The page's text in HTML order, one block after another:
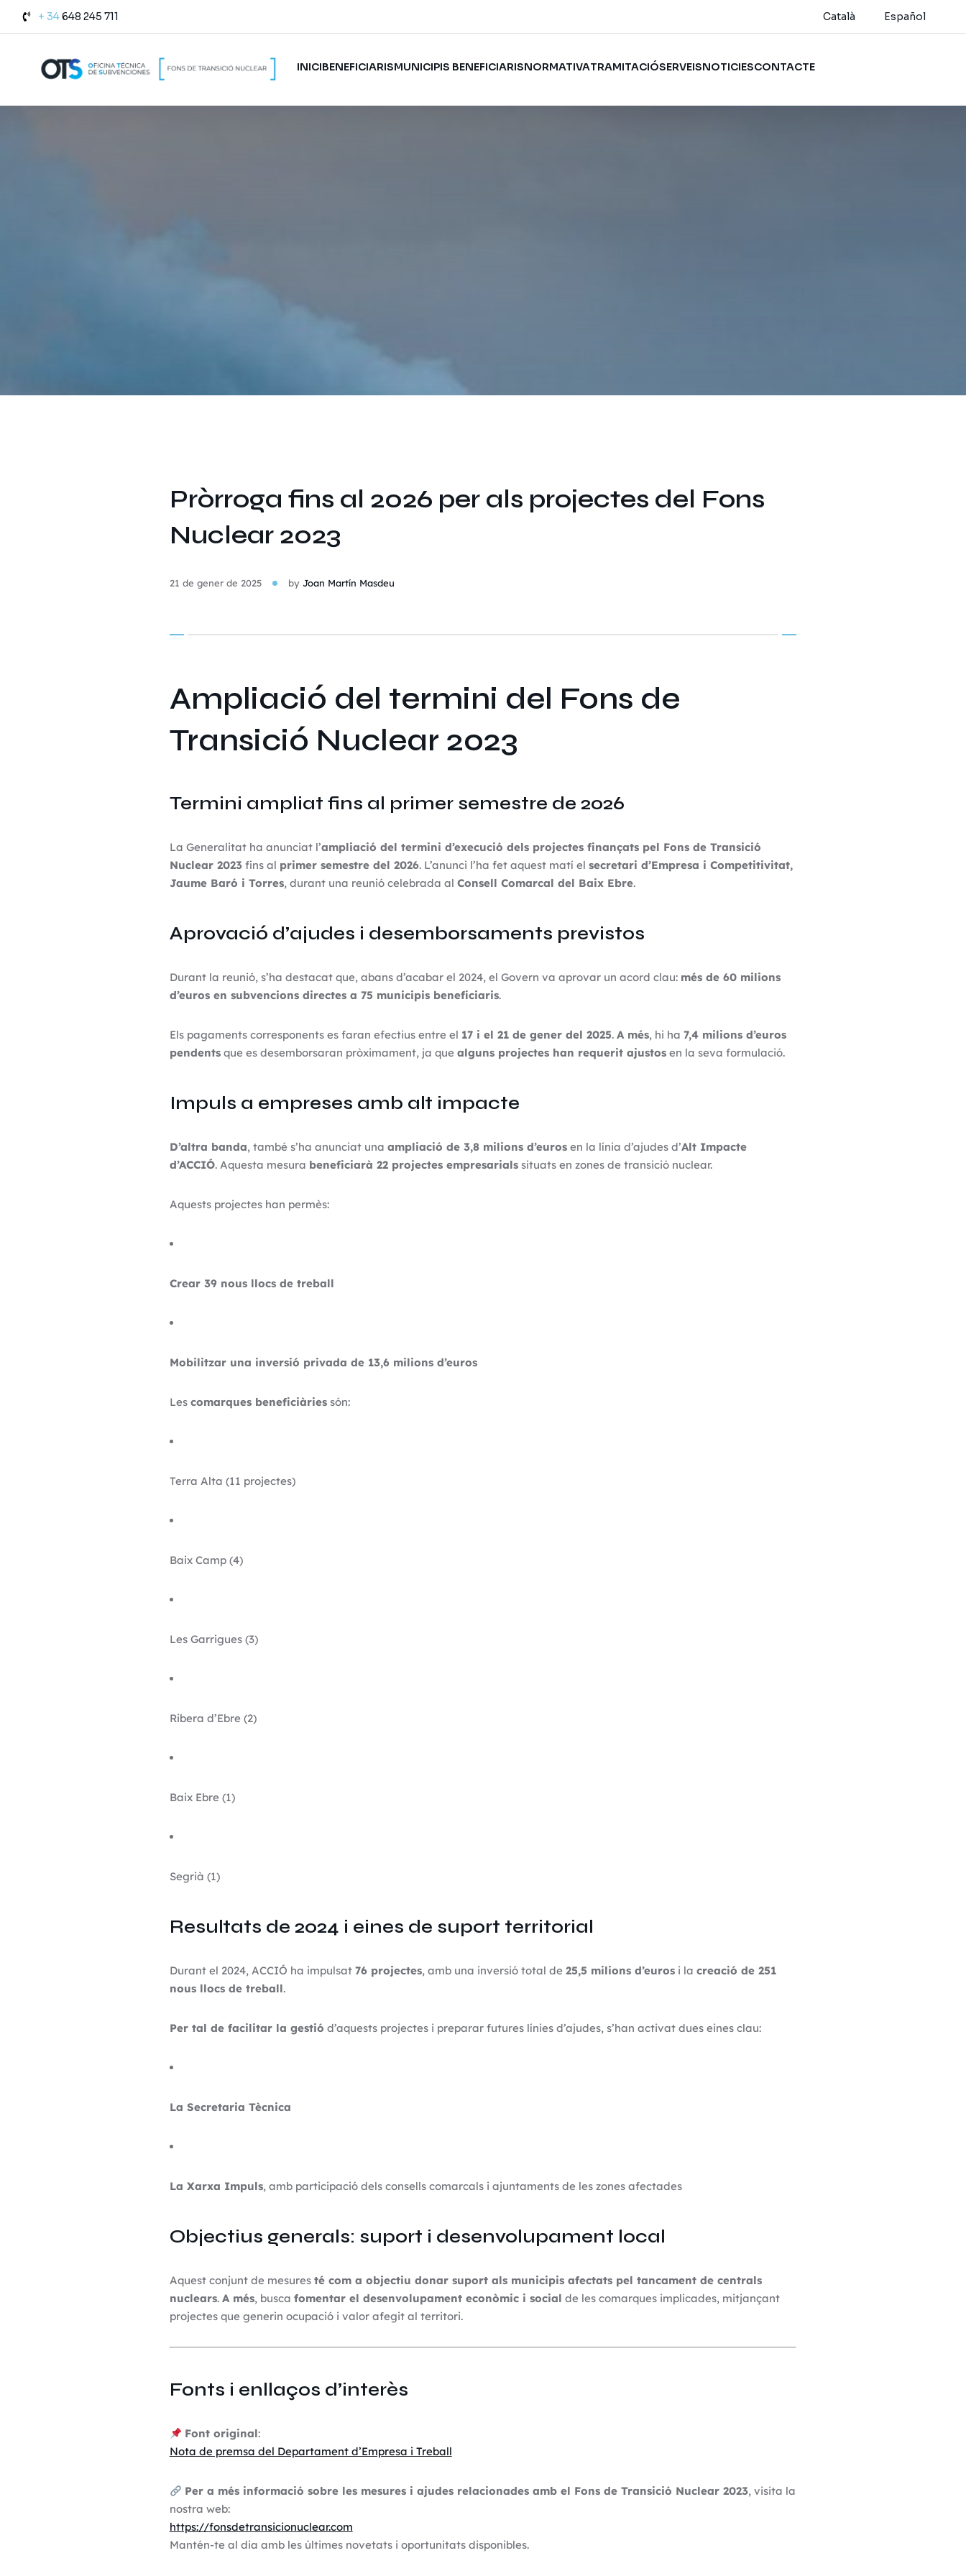
+ 34648 245 711 Català Español
INICIBENEFICIARISMUNICIPIS BENEFICIARISNORMATIVATRAMITACIÓSERVEISNOTICIESCONTACTE
Pròrroga fins al 2026 per als projectes del Fons
Nuclear 2023
21 de gener de 2025 by Joan Martín Masdeu
Ampliació del termini del Fons de
Transició Nuclear 2023
Termini ampliat fins al primer semestre de 2026
La Generalitat ha anunciat l’ampliació del termini d’execució dels projectes finançats pel Fons de Transició
Nuclear 2023fins al primer semestre del 2026. L’anunci l’ha fet aquest matí el secretari d’Empresa i Competitivitat,
Jaume Baró i Torres, durant una reunió celebrada al Consell Comarcal del Baix Ebre.
Aprovació d’ajudes i desemborsaments previstos
Durant la reunió, s’ha destacat que, abans d’acabar el 2024, el Govern va aprovar un acord clau: més de 60 milions
d’euros en subvencions directes a 75 municipis beneficiaris.
Els pagaments corresponents es faran efectius entre el 17 i el 21 de gener del 2025. A més, hi ha 7,4 milions d’euros
pendentsque es desemborsaran pròximament, ja que alguns projectes han requerit ajustosen la seva formulació.
Impuls a empreses amb alt impacte
D’altra banda, també s’ha anunciat una ampliació de 3,8 milions d’eurosen la línia d’ajudes d’Alt Impacte
d’ACCIÓ. Aquesta mesura beneficiarà 22 projectes empresarialssituats en zones de transició nuclear.
Aquests projectes han permès:
Crear 39 nous llocs de treball
Mobilitzar una inversió privada de 13,6 milions d’euros
Les comarques beneficiàriessón:
Terra Alta (11 projectes)
Baix Camp (4)
Les Garrigues (3)
Ribera d’Ebre (2)
Baix Ebre (1)
Segrià (1)
Resultats de 2024 i eines de suport territorial
Durant el 2024, ACCIÓ ha impulsat 76 projectes, amb una inversió total de 25,5 milions d’eurosi la creació de 251
nous llocs de treball.
Per tal de facilitar la gestió d’aquests projectes i preparar futures línies d’ajudes, s’han activat dues eines clau:
La Secretaria Tècnica
La Xarxa Impuls, amb participació dels consells comarcals i ajuntaments de les zones afectades
Objectius generals: suport i desenvolupament local
Aquest conjunt de mesures té com a objectiu donar suport als municipis afectats pel tancament de centrals
nuclears. A més, busca fomentar el desenvolupament econòmic i social de les comarques implicades, mitjançant
projectes que generin ocupació i valor afegit al territori.
Fonts i enllaços d’interès
Font original:
Nota de premsa del Departament d’Empresa i Treball
Per a més informació sobre les mesures i ajudes relacionades amb el Fons de Transició Nuclear 2023, visita la
nostra web:
https://fonsdetransicionuclear.com
Mantén-te al dia amb les últimes novetats i oportunitats disponibles.